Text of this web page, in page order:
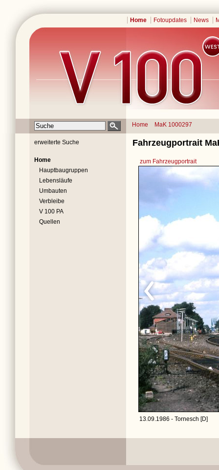
Home Fotoupdates News
Home MaK 1000297
erweiterte Suche
Home
Hauptbaugruppen
Lebensläufe
Umbauten
Verbleibe
V 100 PA
Quellen
Fahrzeugportrait
zum Fahrzeugportrait
13.09.1986 - Tornesch [D]